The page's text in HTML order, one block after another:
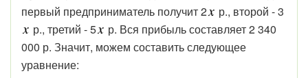
первый предприниматель получит 2
р., второй - 3
р., третий - 5
р. Вся прибыль составляет 2 340
000 р. Значит, можем составить следующее
уравнение: